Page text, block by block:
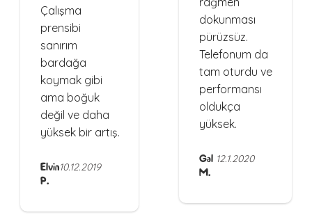
Çalışma
prensibi
sanırım
bardağa
koymak gibi
ama boğuk
değil ve daha
yüksek bir artış.
Elvin
P.
10.12.2019
dokunması
pürüzsüz.
Telefonum da
tam oturdu ve
performansı
oldukça
yüksek.
Gal
M.
12.1.2020